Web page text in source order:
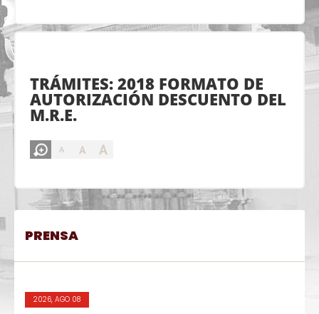
TRÁMITES: 2018 FORMATO DE
AUTORIZACIÓN DESCUENTO DEL
M.R.E.
A A A
PRENSA
2026, AGO 08